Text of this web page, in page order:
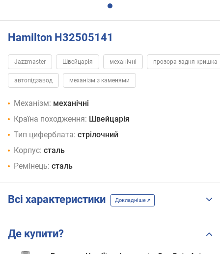
Hamilton H32505141
Jazzmaster Швейцарія механічні прозора задня кришка
автопідзавод механізм з каменями
Механізм: механічні
Країна походження: Швейцарія
Тип циферблата: стрілочний
Корпус: сталь
Ремінець: сталь
Всі характеристики Докладніше
Де купити?